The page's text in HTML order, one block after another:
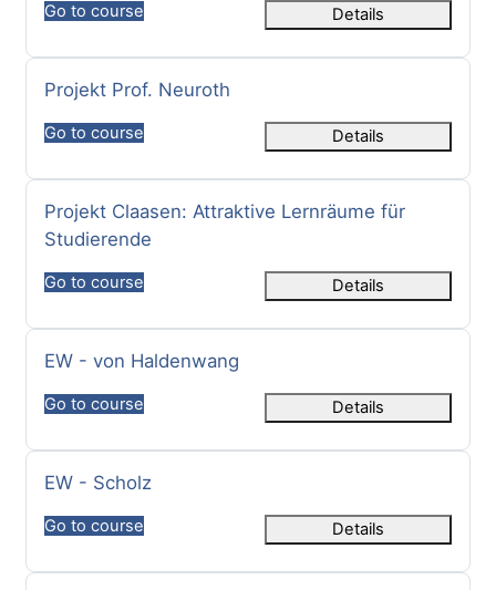
Go to course Details
Kurs Adı
Projekt Prof. Neuroth
Go to course Details
Kurs Adı
Projekt Claasen: Attraktive Lernräume für
Studierende
Go to course Details
Kurs Adı
EW - von Haldenwang
Go to course Details
Kurs Adı
EW - Scholz
Go to course Details